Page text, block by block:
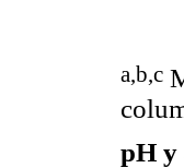
a,b,c
pH y